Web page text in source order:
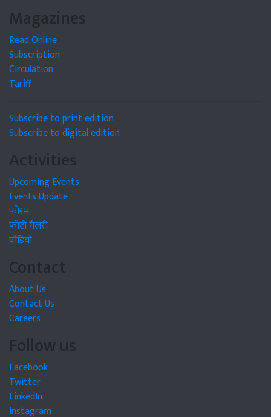
Magazines
Read Online
Subscription
Circulation
Tariff
Subscribe to print edition
Subscribe to digital edition
Activities
Upcoming Events
Events Update
फोरम
फोटो गैलरी
वीडियो
Contact
About Us
Contact Us
Careers
Follow us
Facebook
Twitter
LinkedIn
Instagram